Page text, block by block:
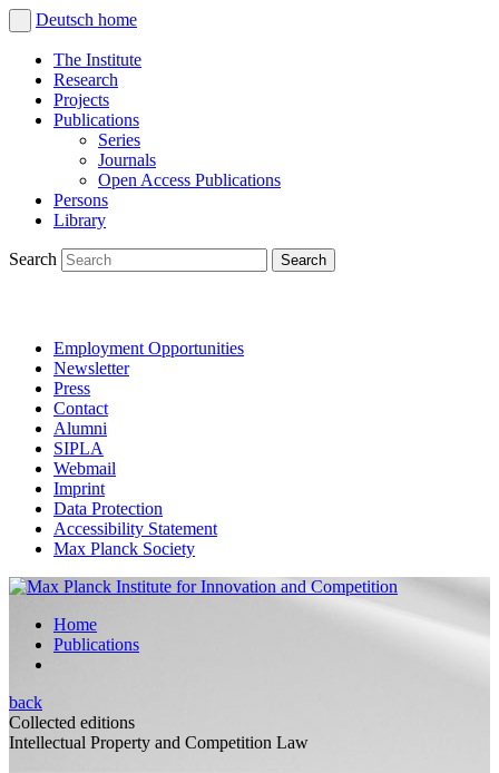
Deutsch home
The Institute
Research
Projects
Publications
Series
Journals
Open Access Publications
Persons
Library
Search
Employment Opportunities
Newsletter
Press
Contact
Alumni
SIPLA
Webmail
Imprint
Data Protection
Accessibility Statement
Max Planck Society
Home
Publications
back
Collected editions
Intellectual Property and Competition Law